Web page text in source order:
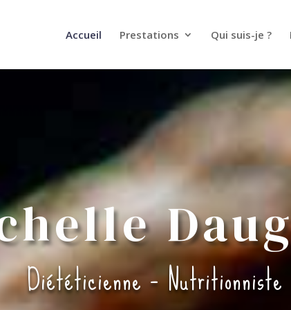
Accueil Prestations Qui suis-je ?
Diététicienne – Nutritionniste